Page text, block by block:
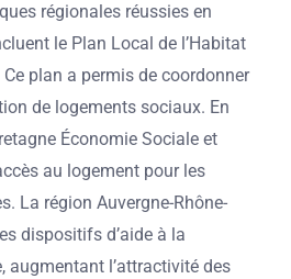
régionales réussies en
le Plan Local de l’Habitat
Ce plan a permis de coordonner
de logements sociaux. En
Économie Sociale et
au logement pour les
La région Auvergne-Rhône-
dispositifs d’aide à la
augmentant l’attractivité des